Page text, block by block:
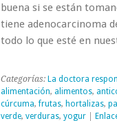
buena si se están
tiene adenocarcinoma
todo lo que esté en
Categorías: La doctora
alimentación, alimentos,
cúrcuma,frutas, hortalizas,
verde, verduras, yogur|